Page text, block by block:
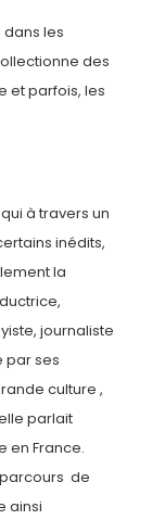
les
des
et parfois, les
à travers un
inédits,
la
journaliste
par ses
culture ,
parlait
en France.
de
ainsi